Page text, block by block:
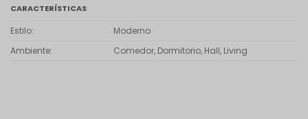
CARACTERÍSTICAS
Estilo
Moderno
Ambiente
Comedor, Dormitorio, Hall, Living